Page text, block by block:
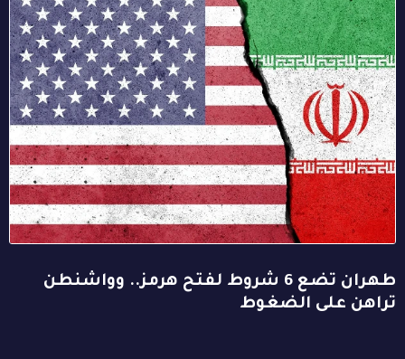
طهران تضع 6 شروط لفتح هرمز.. وواشنطن
تراهن على الضغوط